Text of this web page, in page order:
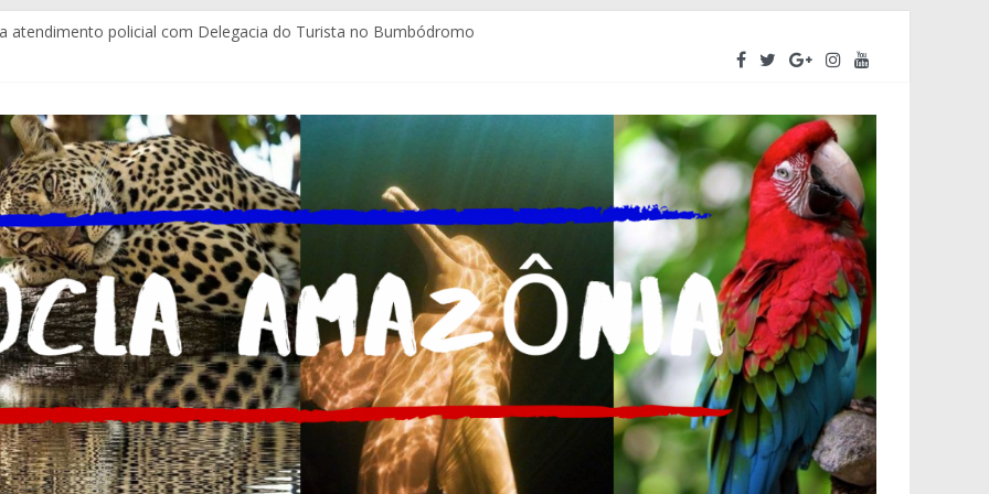
atendimento policial com Delegacia do Turista no Bumbódromo
estrutura para imprensa do Brasil e do mundo